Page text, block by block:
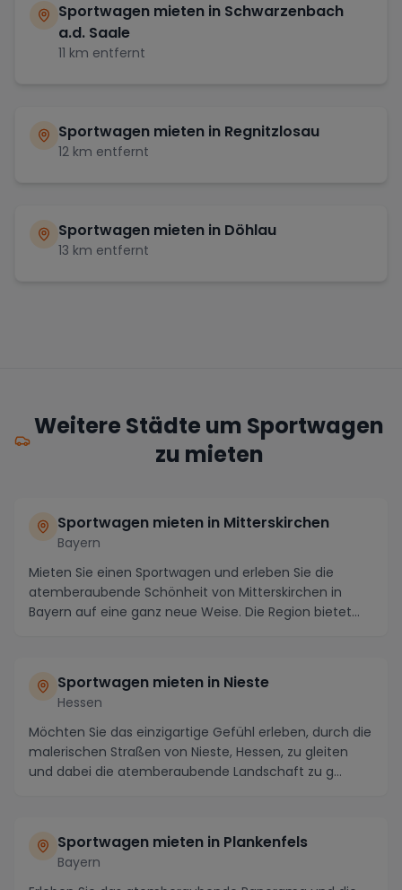
Sportwagen mieten in Schwarzenbach
a.d. Saale
11 km entfernt
Sportwagen mieten in Regnitzlosau
12 km entfernt
Sportwagen mieten in Döhlau
13 km entfernt
Weitere Städte um Sportwagen
zu mieten
Sportwagen mieten in Mitterskirchen
Bayern
Mieten Sie einen Sportwagen und erleben Sie die
atemberaubende Schönheit von Mitterskirchen in
Bayern auf eine ganz neue Weise. Die Region bietet
Sportwagen mieten in Nieste
Hessen
Möchten Sie das einzigartige Gefühl erleben, durch die
malerischen Straßen von Nieste, Hessen, zu gleiten
und dabei die atemberaubende Landschaft zu g...
Sportwagen mieten in Plankenfels
Bayern